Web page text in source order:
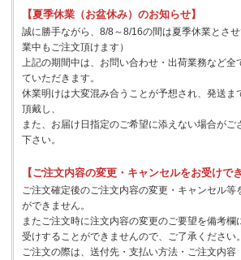
【夏季休業（お盆休み）のお知らせ】
誠に勝手ながら、8/8～8/16の間は夏季休業とさ
業中もご注文頂けます）
上記の期間中は、お問い合わせ・出荷業務など全
ていただきます。
休業明けは大変混み合うことが予想され、発送ま
頂戴し、
また、お届け日指定のご希望に添えない場合がご
下さい。
【ご注文内容の変更・キャンセルをお受けで
ご注文確定後のご注文内容の変更・キャンセル等
ができません。
またご注文時に注文内容の変更のご要望を備考欄
受けすることができませんので、ご了承ください。
ご注文の際は、送付先・支払い方法・ご注文内容